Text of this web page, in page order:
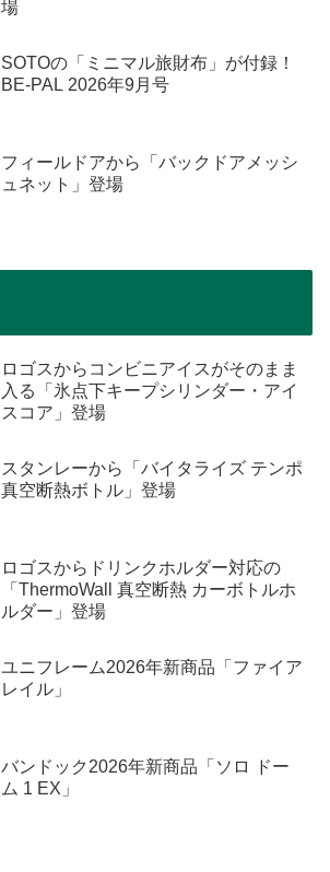
場
SOTOの「ミニマル旅財布」が付録！
BE-PAL 2026年9月号
フィールドアから「バックドアメッシ
ュネット」登場
ロゴスからコンビニアイスがそのまま
入る「氷点下キープシリンダー・アイ
スコア」登場
スタンレーから「バイタライズ テンポ
真空断熱ボトル」登場
ロゴスからドリンクホルダー対応の
「ThermoWall 真空断熱 カーボトルホ
ルダー」登場
ユニフレーム2026年新商品「ファイア
レイル」
バンドック2026年新商品「ソロ ドー
ム 1 EX」